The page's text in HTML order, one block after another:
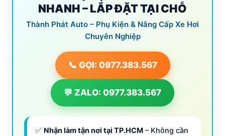
NHANH – LẮP ĐẶT TẠI CHỖ
Thành Phát Auto – Phụ Kiện & Nâng Cấp Xe Hơi
Chuyên Nghiệp
📞 GỌI: 0977.383.567
💬 ZALO: 0977.383.567
✅ Nhận làm tận nơi tại TP.HCM – Không cần